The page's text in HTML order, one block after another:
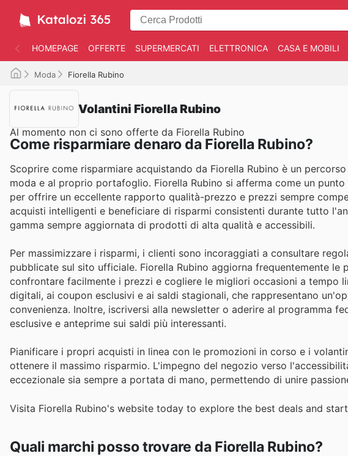
HOMEPAGE OFFERTE SUPERMERCATI ELETTRONICA CASA E MOBILI
Moda Fiorella Rubino
Volantini Fiorella Rubino
Al momento non ci sono offerte da Fiorella Rubino
Come risparmiare denaro da Fiorella Rubino?
Scoprire come risparmiare acquistando da Fiorella Rubino è un
moda e al proprio portafoglio. Fiorella Rubino si afferma come un
per offrire un eccellente rapporto qualità-prezzo e prezzi sempre
acquisti intelligenti e beneficiare di risparmi consistenti durante tutto
gamma sempre aggiornata di prodotti di alta qualità e accessibili.
Per massimizzare i risparmi, i clienti sono incoraggiati a consultare
pubblicate sul sito ufficiale. Fiorella Rubino aggiorna frequentemente
confrontare facilmente i prezzi e cogliere le migliori occasioni a tempo
digitali, ai coupon esclusivi e ai saldi stagionali, che rappresentano
convenienza. Inoltre, iscriversi alla newsletter o aderire al programma
esclusive e anteprime sui saldi più interessanti.
Pianificare i propri acquisti in linea con le promozioni in corso e i
ottenere il massimo risparmio. L'impegno del negozio verso
eccezionale sia sempre a portata di mano, permettendo di unire
Visita Fiorella Rubino's website today to explore the best deals and
Quali marchi posso trovare da Fiorella Rubino?